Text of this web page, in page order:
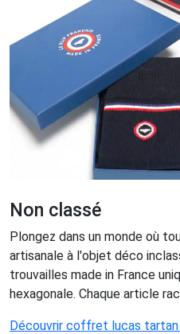
Non classé
Plongez dans un monde où
artisanale à l'objet déco
trouvailles made in France
hexagonale. Chaque article
Découvrir coffret lucas tartan